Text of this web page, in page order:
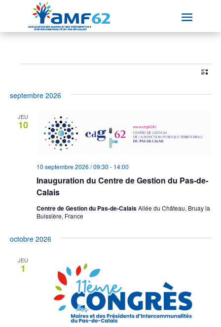
Évènements Liste
une
septembre 2026
JEU
10
Inauguration du Centre de Gestion du Pas-de-
Calais
10 septembre 2026 / 09:30 - 14:00
Centre de Gestion du Pas-de-CalaisAllée du Château, Bruay la
Buissière, France
octobre 2026
JEU
1